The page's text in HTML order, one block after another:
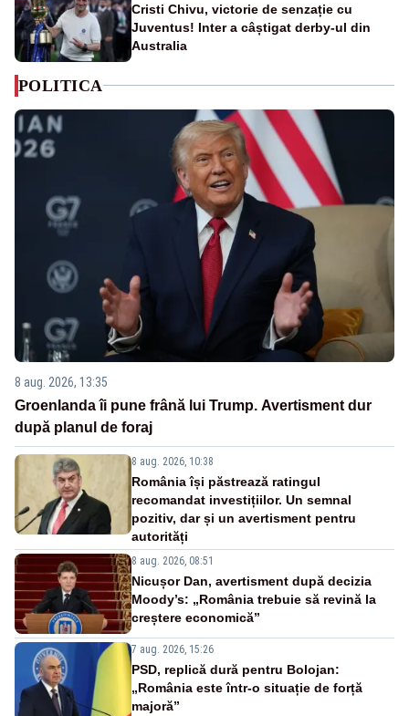
Cristi Chivu, victorie de senzație cu
Juventus! Inter a câștigat derby-ul din
Australia
POLITICA
8 aug. 2026, 13:35
Groenlanda îi pune frână lui Trump. Avertisment dur
după planul de foraj
8 aug. 2026, 10:38
România își păstrează ratingul
recomandat investițiilor. Un semnal
pozitiv, dar și un avertisment pentru
autorități
8 aug. 2026, 08:51
Nicușor Dan, avertisment după decizia
Moody’s: „România trebuie să revină la
creștere economică”
7 aug. 2026, 15:26
PSD, replică dură pentru Bolojan:
„România este într-o situație de forță
majoră”